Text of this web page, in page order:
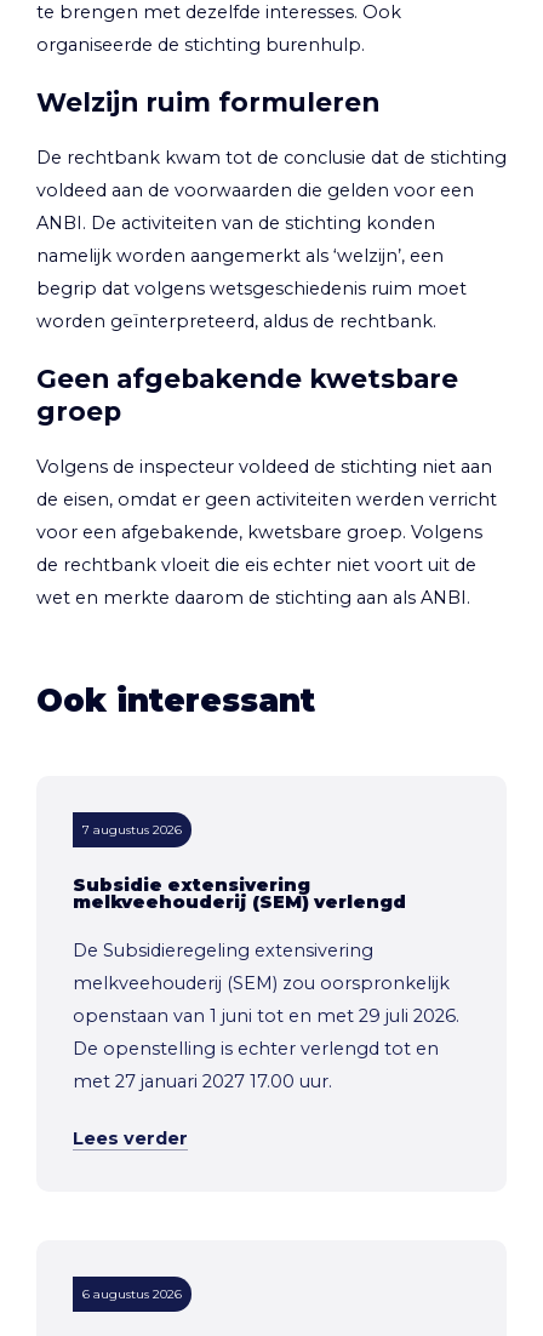
te brengen met dezelfde interesses. Ook
organiseerde de stichting burenhulp.
Welzijn ruim formuleren
De rechtbank kwam tot de conclusie dat de stichting
voldeed aan de voorwaarden die gelden voor een
ANBI. De activiteiten van de stichting konden
namelijk worden aangemerkt als ‘welzijn’, een
begrip dat volgens wetsgeschiedenis ruim moet
worden geïnterpreteerd, aldus de rechtbank.
Geen afgebakende kwetsbare
groep
Volgens de inspecteur voldeed de stichting niet aan
de eisen, omdat er geen activiteiten werden verricht
voor een afgebakende, kwetsbare groep. Volgens
de rechtbank vloeit die eis echter niet voort uit de
wet en merkte daarom de stichting aan als ANBI.
Ook interessant
7 augustus 2026
Subsidie extensivering
melkveehouderij (SEM) verlengd
De Subsidieregeling extensivering
melkveehouderij (SEM) zou oorspronkelijk
openstaan van 1 juni tot en met 29 juli 2026.
De openstelling is echter verlengd tot en
met 27 januari 2027 17.00 uur.
Lees verder
6 augustus 2026